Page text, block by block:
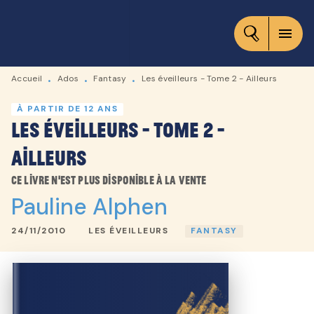
CONTENU
menu
Accueil • Ados • Fantasy • Les éveilleurs - Tome 2 - Ailleurs
À PARTIR DE 12 ANS
Les éveilleurs - Tome 2 -
Ailleurs
Ce livre n'est plus disponible à la vente
Pauline Alphen
24/11/2010 LES ÉVEILLEURS FANTASY